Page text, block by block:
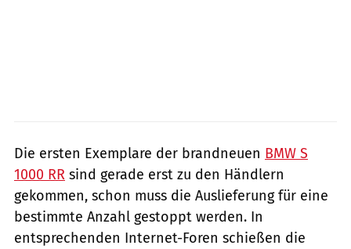
Die ersten Exemplare der brandneuen BMW S
1000 RR sind gerade erst zu den Händlern
gekommen, schon muss die Auslieferung für eine
bestimmte Anzahl gestoppt werden. In
entsprechenden Internet-Foren schießen die